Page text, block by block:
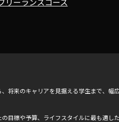
将来のキャリアを見据える学生まで、幅
目標や予算、ライフスタイルに最も適し